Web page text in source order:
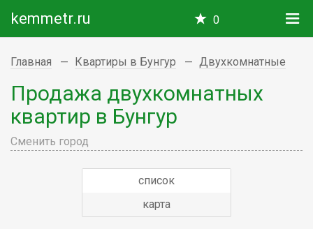
kemmetr.ru 0
Главная Квартиры в Бунгур Двухкомнатные
Продажа двухкомнатных
квартир в Бунгур
Сменить город
список
карта